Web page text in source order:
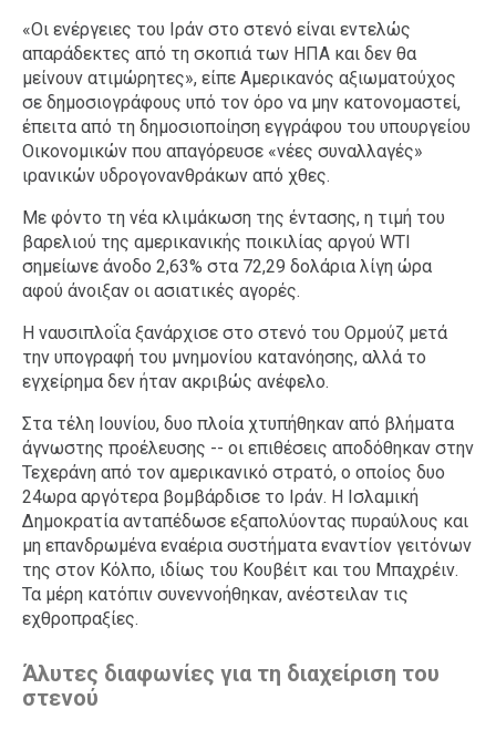
«Οι ενέργειες του Ιράν στο στενό είναι εντελώς
απαράδεκτες από τη σκοπιά των ΗΠΑ και δεν θα
μείνουν ατιμώρητες», είπε Αμερικανός αξιωματούχος
σε δημοσιογράφους υπό τον όρο να μην κατονομαστεί,
έπειτα από τη δημοσιοποίηση εγγράφου του υπουργείου
Οικονομικών που απαγόρευσε «νέες συναλλαγές»
ιρανικών υδρογονανθράκων από χθες.
Με φόντο τη νέα κλιμάκωση της έντασης, η τιμή του
βαρελιού της αμερικανικής ποικιλίας αργού WTI
σημείωνε άνοδο 2,63% στα 72,29 δολάρια λίγη ώρα
αφού άνοιξαν οι ασιατικές αγορές.
Η ναυσιπλοΐα ξανάρχισε στο στενό του Ορμούζ μετά
την υπογραφή του μνημονίου κατανόησης, αλλά το
εγχείρημα δεν ήταν ακριβώς ανέφελο.
Στα τέλη Ιουνίου, δυο πλοία χτυπήθηκαν από βλήματα
άγνωστης προέλευσης -- οι επιθέσεις αποδόθηκαν στην
Τεχεράνη από τον αμερικανικό στρατό, ο οποίος δυο
24ωρα αργότερα βομβάρδισε το Ιράν. Η Ισλαμική
Δημοκρατία ανταπέδωσε εξαπολύοντας πυραύλους και
μη επανδρωμένα εναέρια συστήματα εναντίον γειτόνων
της στον Κόλπο, ιδίως του Κουβέιτ και του Μπαχρέιν.
Τα μέρη κατόπιν συνεννοήθηκαν, ανέστειλαν τις
εχθροπραξίες.
Άλυτες διαφωνίες για τη διαχείριση του
στενού